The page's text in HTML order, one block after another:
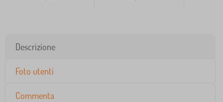
Descrizione
Foto utenti
Commenta